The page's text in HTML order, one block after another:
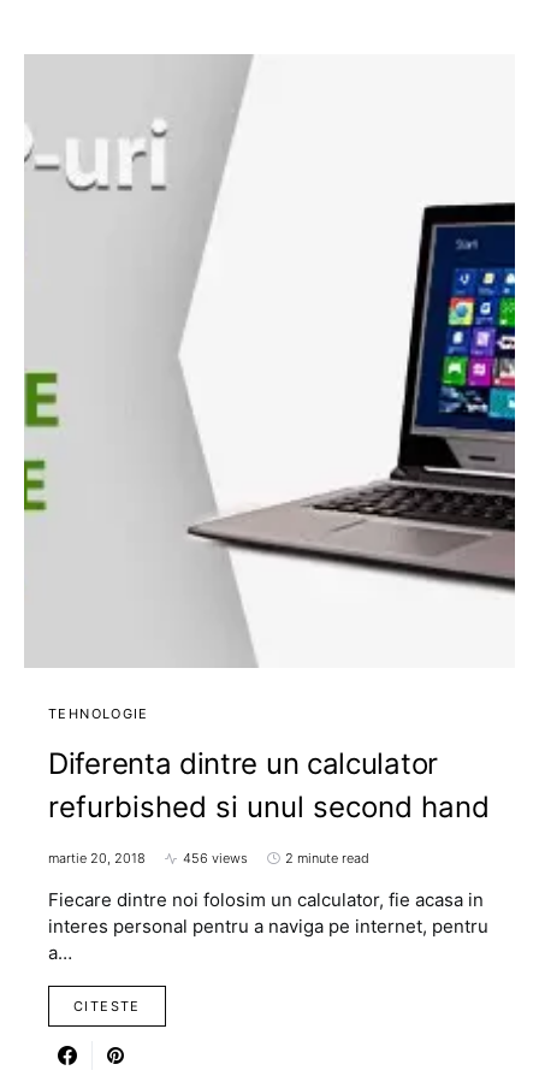
TEHNOLOGIE
Diferenta dintre un calculator
refurbished si unul second hand
martie 20, 2018 456 views 2 minute read
Fiecare dintre noi folosim un calculator, fie acasa in
interes personal pentru a naviga pe internet, pentru
a…
CITESTE